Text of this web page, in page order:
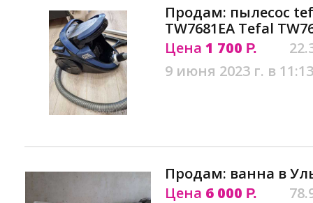
Продам: пылесос
TW7681EA Tefal
Цена 1 700 Р.
9 июня 2023 г. в 11:13
Продам: ванна в
Цена 6 000 Р.